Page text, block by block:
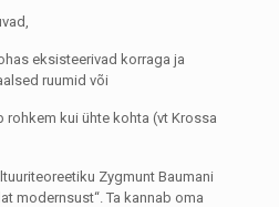
eksisteerivad korraga ja
ruumid või
rohkem kui ühte kohta (vt Krossa
Zygmunt Baumani
modernsust“. Ta kannab oma